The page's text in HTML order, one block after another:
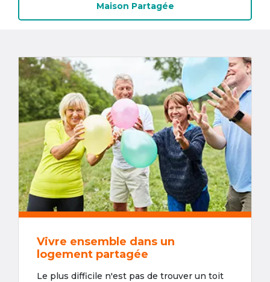
Maison Partagée
Vivre ensemble dans un
logement partagée
Le plus difficile n'est pas de trouver un toit